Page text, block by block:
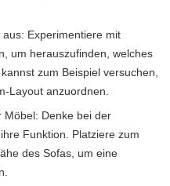
Experimentiere mit
um herauszufinden, welches
zum Beispiel versuchen,
Layout anzuordnen.
Möbel: Denke bei der
Funktion. Platziere zum
des Sofas, um eine